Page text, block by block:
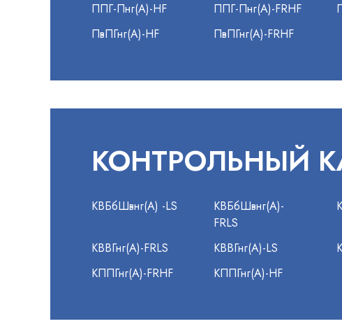
ППГ-Пнг(А)-HF
ППГ-Пнг(А)-FRHF
ПвПГнг(А)-HF
ПвПГнг(А)-FRHF
КОНТРОЛЬНЫЙ
КВБбШвнг(А) -LS
КВБбШвнг(А)-
FRLS
КВВГнг(А)-FRLS КВВГнг(А)-LS
КППГнг(А)-FRHF
КППГнг(А)-HF